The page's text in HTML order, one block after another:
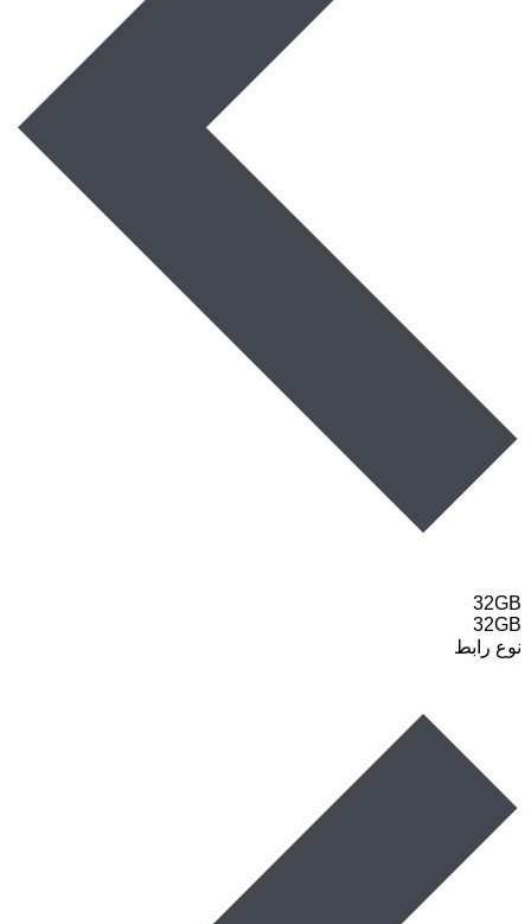
32GB
32GB
نوع رابط